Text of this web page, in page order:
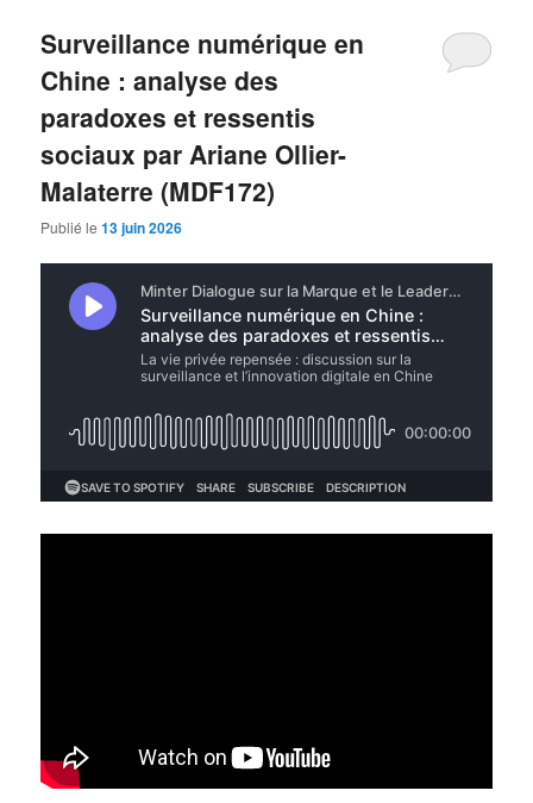
Surveillance numérique en
Chine : analyse des
paradoxes et ressentis
sociaux par Ariane Ollier-
Malaterre (MDF172)
Publié le13 juin 2026